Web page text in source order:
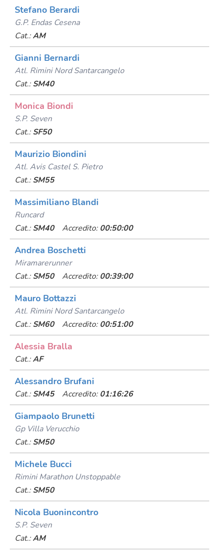
Stefano Berardi
G.p. Endas Cesena
Cat.:AM
Gianni Bernardi
Atl. Rimini Nord Santarcangelo
Cat.: SM40
Monica Biondi
S.p. Seven
Cat.: SF50
Maurizio Biondini
Atl. Avis Castel S. Pietro
Cat.: SM55
Massimiliano Blandi
Runcard
Cat.: SM40 Accredito: 00:50:00
Andrea Boschetti
Miramarerunner
Cat.: SM50 Accredito: 00:39:00
Mauro Bottazzi
Atl. Rimini Nord Santarcangelo
Cat.: SM60 Accredito: 00:51:00
Alessia Bralla
Cat.:AF
Alessandro Brufani
Cat.: SM45 Accredito: 01:16:26
Giampaolo Brunetti
Gp Villa Verucchio
Cat.: SM50
Michele Bucci
Rimini Marathon Unstoppable
Cat.: SM50
Nicola Buonincontro
S.p. Seven
Cat.:AM